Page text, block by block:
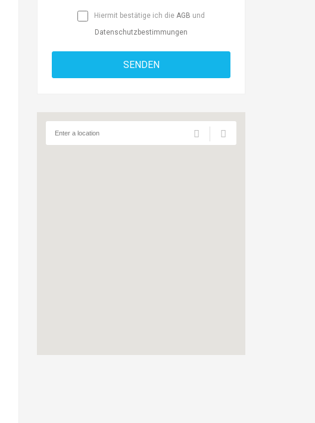
Hiermit bestätige ich die AGB und
Datenschutzbestimmungen